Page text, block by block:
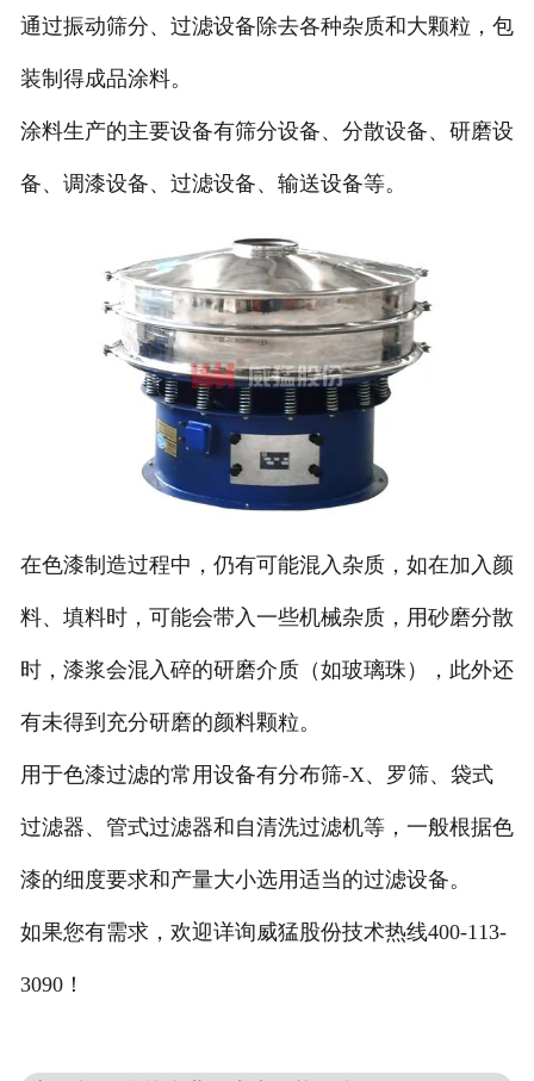
通过振动筛分、过滤设备除去各种杂质和大颗粒，包
装制得成品涂料。
涂料生产的主要设备有筛分设备、分散设备、研磨设
备、调漆设备、过滤设备、输送设备等。
在色漆制造过程中，仍有可能混入杂质，如在加入颜
料、填料时，可能会带入一些机械杂质，用砂磨分散
时，漆浆会混入碎的研磨介质（如玻璃珠），此外还
有未得到充分研磨的颜料颗粒。
用于色漆过滤的常用设备有分布筛-X、罗筛、袋式
过滤器、管式过滤器和自清洗过滤机等，一般根据色
漆的细度要求和产量大小选用适当的过滤设备。
如果您有需求，欢迎详询威猛股份技术热线400-113-
3090！